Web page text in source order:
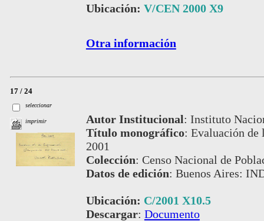
Ubicación: V/CEN 2000 X9
Otra información
17 / 24
seleccionar
imprimir Autor Institucional: Instituto
Título monográfico: Evaluación de
2001
Colección: Censo Nacional de
Datos de edición: Buenos Aires:
Ubicación: C/2001 X10.5
Descargar: Documento